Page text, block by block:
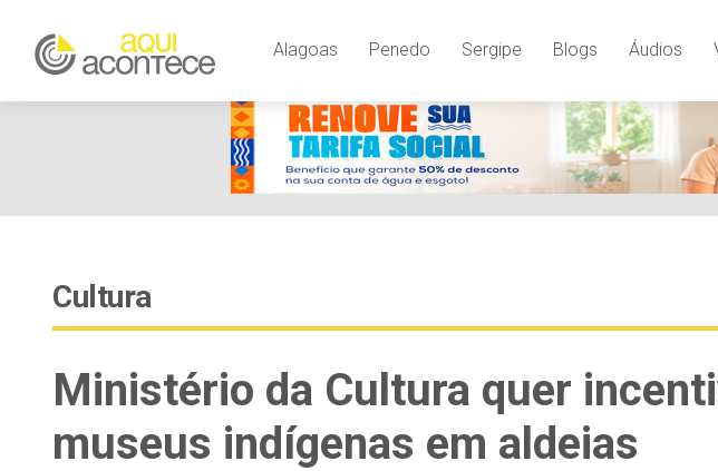
Alagoas Penedo Sergipe Blogs Áudios
Cultura
Ministério da Cultura quer
museus indígenas em aldeias